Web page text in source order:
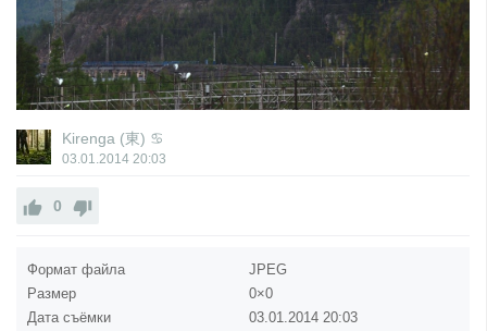
Kirenga (東) ♋
03.01.2014 20:03
0
Формат файла
JPEG
Размер
0×0
Дата съёмки
03.01.2014 20:03